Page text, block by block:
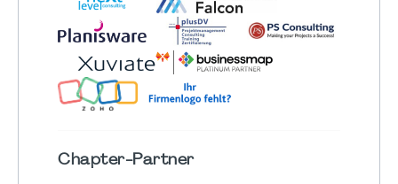
Chapter-Partner